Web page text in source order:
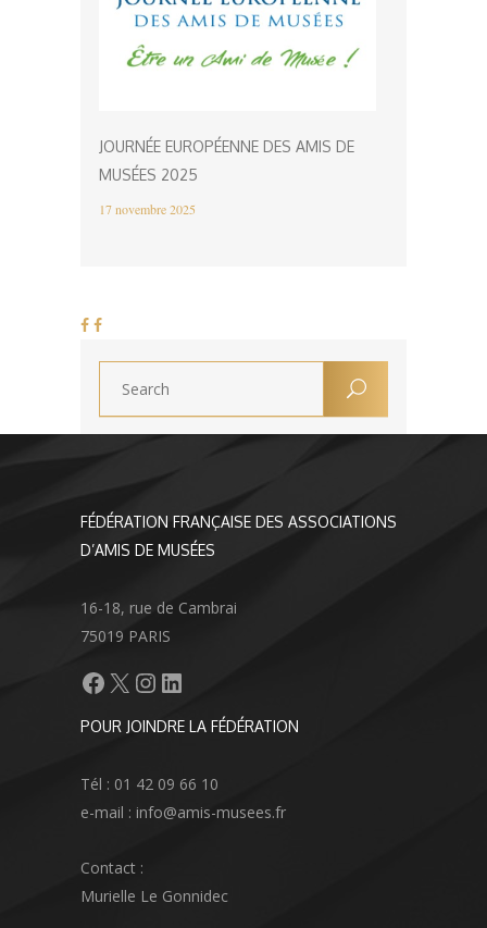
JOURNÉE EUROPÉENNE DES AMIS DE
MUSÉES 2025
17 novembre 2025
FÉDÉRATION FRANÇAISE DES ASSOCIATIONS
D’AMIS DE MUSÉES
16-18, rue de Cambrai
75019 PARIS
Facebook
X Instagram
LinkedIn
POUR JOINDRE LA FÉDÉRATION
Tél : 01 42 09 66 10
e-mail : info@amis-musees.fr
Contact :
Murielle Le Gonnidec